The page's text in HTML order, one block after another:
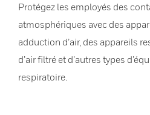
Protégez les employés des
atmosphériques avec des
adduction d’air, des appareils
d’air filtré et d’autres types
respiratoire.